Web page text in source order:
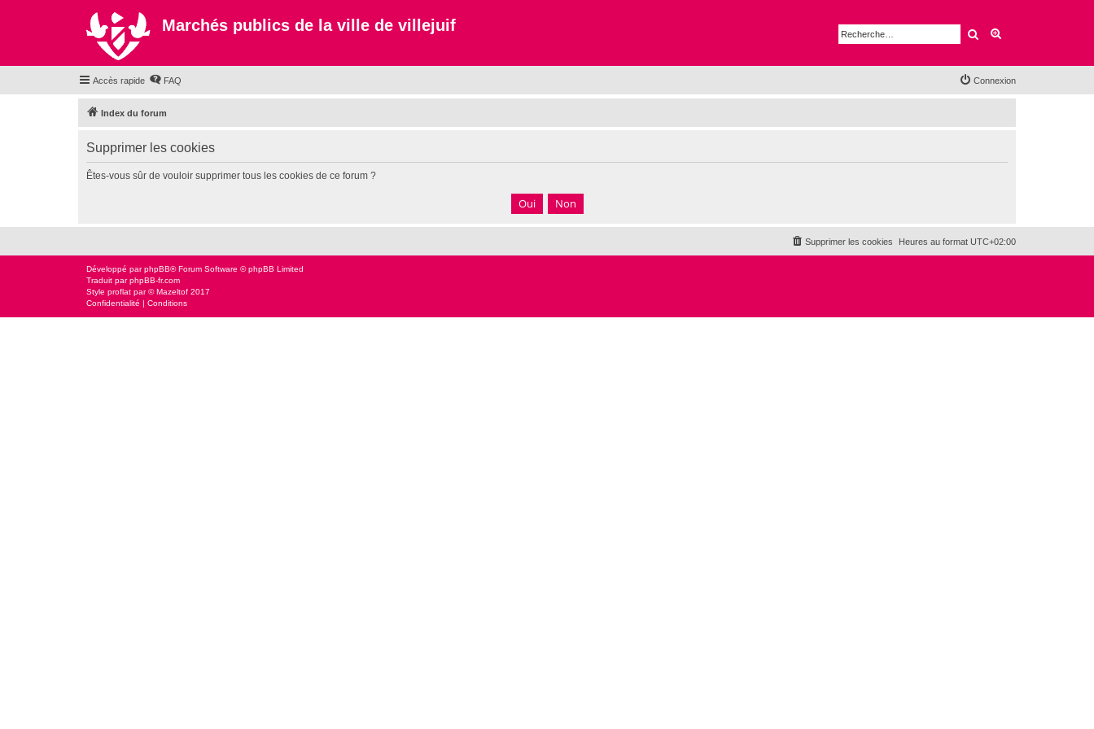
Marchés publics de la ville de villejuif Rechercher
Accès rapide FAQ Connexion
Index du forum
Supprimer les cookies
Êtes-vous sûr de vouloir supprimer tous les cookies de ce forum ?
Heures au format UTC+02:00
Supprimer les cookies
Développé parphpBB® Forum Software © phpBB Limited
Traduit parphpBB-fr.com
Style proflat par ©Mazeltof 2017
Confidentialité | Conditions